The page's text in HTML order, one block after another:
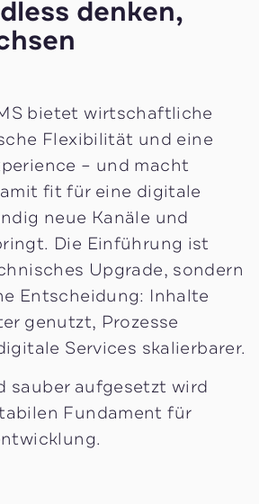
denken,
bietet wirtschaftliche
Flexibilität und eine
– und macht
fit für eine digitale
neue Kanäle und
Die Einführung ist
Upgrade, sondern
Entscheidung: Inhalte
genutzt, Prozesse
Services skalierbarer.
sauber aufgesetzt wird
Fundament für